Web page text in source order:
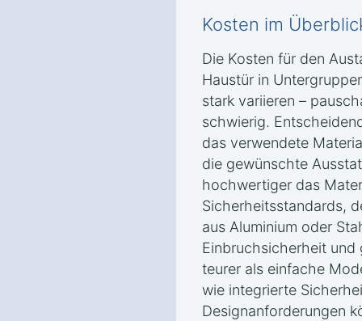
Kosten im
Die Kosten für den
Haustür in
stark variieren –
schwierig.
das verwendete
die gewünschte
hochwertiger das
Sicherheitsstandards,
aus Aluminium oder
Einbruchsicherheit und
teurer als einfache
wie integrierte
Designanforderungen